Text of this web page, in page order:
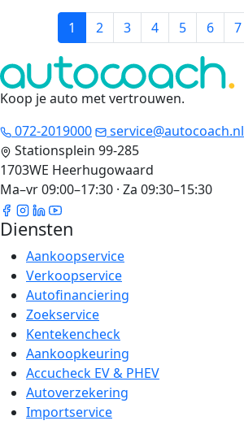
1 2 3 4 5 6 7
Koop je auto met vertrouwen.
072-2019000
service@autocoach.nl
Stationsplein 99-285
1703WE Heerhugowaard
Ma–vr 09:00–17:30 · Za 09:30–15:30
Diensten
Aankoopservice
Verkoopservice
Autofinanciering
Zoekservice
Kentekencheck
Aankoopkeuring
Accucheck EV & PHEV
Autoverzekering
Importservice